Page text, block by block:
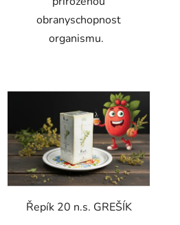
obranyschopnost
organismu.
Řepík 20 n.s. GREŠÍK